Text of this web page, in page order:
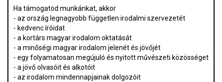
Ha támogatod munkánkat, akkor
- az ország legnagyobb független irodalmi szervezetét
- kedvenc íróidat
- a kortárs magyar irodalom oktatását
- a minőségi magyar irodalom jelenét és jövőjét
- egy folyamatosan megújuló és nyitott művészeti közösséget
- a jövő olvasóit és alkotóit
- az irodalom mindennapjainak dolgozóit